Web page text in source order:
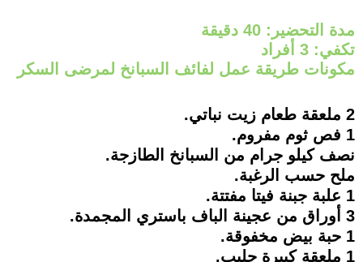
مدة التحضير: 40 دقيقة
تكفي: 3 أفراد
مكونات طريقة عمل لفائف السبانخ لمرضى السكر
2 ملعقة طعام زيت نباتي.
1 فص ثوم مفروم.
نصف كيلو جرام من السبانخ الطازجة.
ملح حسب الرغبة.
1 علبة جبنة فيتا مفتتة.
3 أوراق من عجينة الباف باستري المجمدة.
1 حبة بيض مخفوقة.
1 ملعقة كبيرة حليب.